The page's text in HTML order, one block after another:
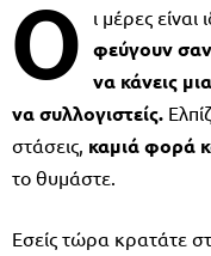
Ο ι μέρες είναι
φεύγουν
να κάνεις
να συλλογιστείς.
στάσεις, καμιά φορά
το θυμάστε.
Εσείς τώρα κρατάτε